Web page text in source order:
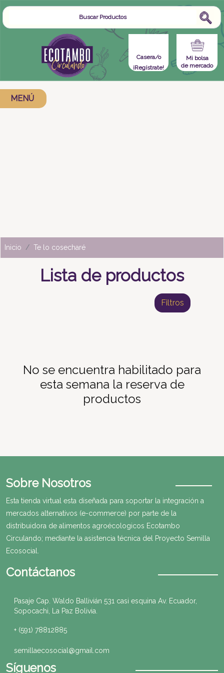
Casera/o
¡Regístrate!
Mi bolsa
de mercado
MENÚ
Inicio Te lo cosecharé
Lista de productos
Filtros
No se encuentra habilitado para
esta semana la reserva de
productos
Sobre Nosotros
Esta tienda virtual esta diseñada para soportar la integración a
mercados alternativos (e-commerce) por parte de la
distribuidora de alimentos agroécologicos Ecotambo
Circulando; mediante la asistencia técnica del Proyecto Semilla
Ecosocial.
Contáctanos
Pasaje Cap. Waldo Ballivián 531 casi esquina Av. Ecuador,
Sopocachi, La Paz Bolivia.
+ (591) 78812885
semillaecosocial@gmail.com
Síguenos